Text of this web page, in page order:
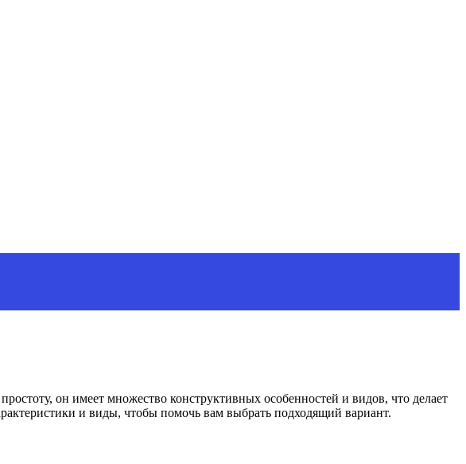
он имеет множество конструктивных особенностей и видов, что делает
и виды, чтобы помочь вам выбрать подходящий вариант.